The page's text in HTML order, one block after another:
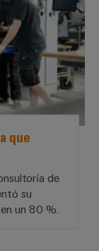
que
de
su
un 80 %.